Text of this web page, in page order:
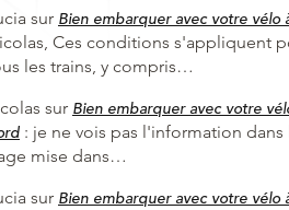
sur Bien embarquer avec votre vélo
Ces conditions s'appliquent
les trains, y compris…
sur Bien embarquer avec votre
: je ne vois pas l'information dans
mise dans…
sur Bien embarquer avec votre vélo